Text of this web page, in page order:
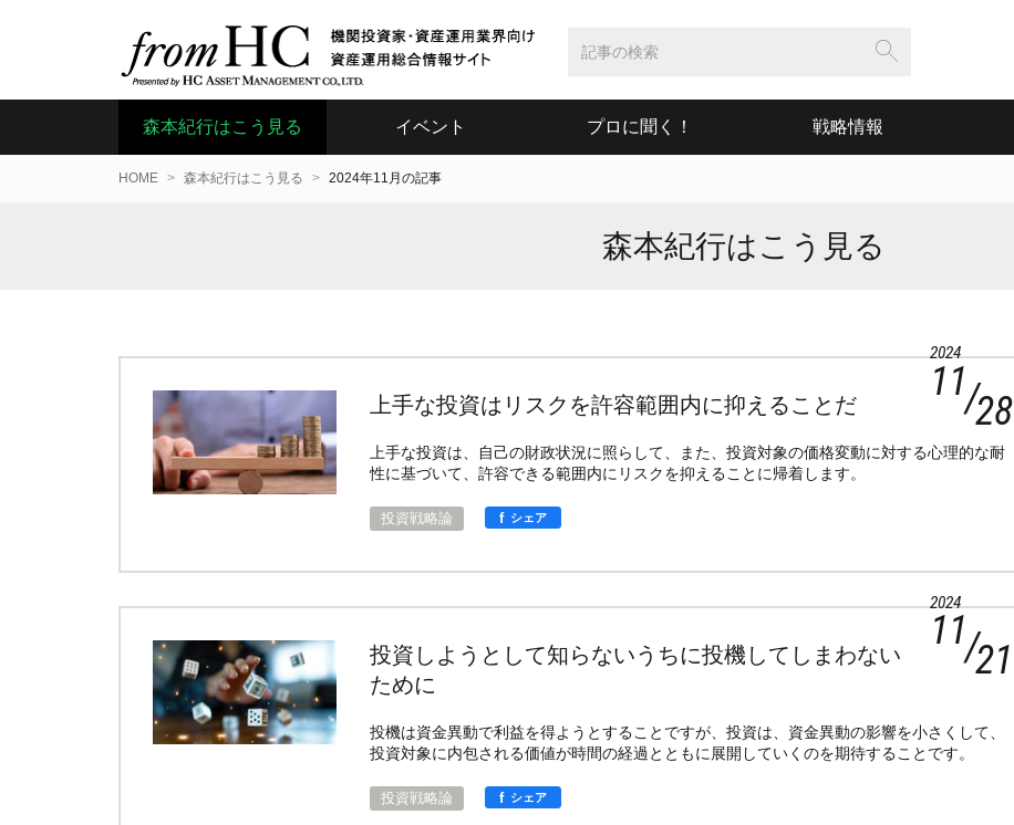
森本紀行はこう見る イベント プロに聞く！ 戦略情報
HOME 森本紀行はこう見る 2024年11月の記事
森本紀行はこう見る
2024
11
28
上手な投資はリスクを許容範囲内に抑えることだ
上手な投資は、自己の財政状況に照らして、また、投資対象の価格変動に対する心理的な耐
性に基づいて、許容できる範囲内にリスクを抑えることに帰着します。
投資戦略論 f シェア
2024
11
21
投資しようとして知らないうちに投機してしまわない
ために
投機は資金異動で利益を得ようとすることですが、投資は、資金異動の影響を小さくして、
投資対象に内包される価値が時間の経過とともに展開していくのを期待することです。
投資戦略論 f シェア